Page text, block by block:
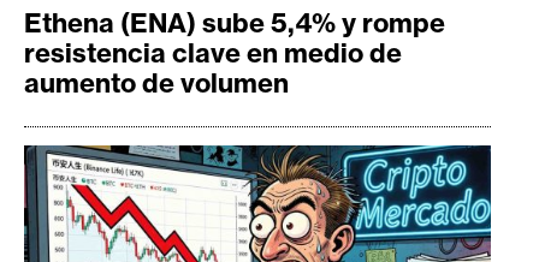
Ethena (ENA) sube 5,4% y rompe
resistencia clave en medio de
aumento de volumen